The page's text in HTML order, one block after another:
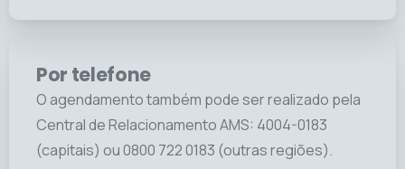
Por telefone
O agendamento também pode ser realizado pela
Central de Relacionamento AMS: 4004-0183
(capitais) ou 0800 722 0183 (outras regiões).